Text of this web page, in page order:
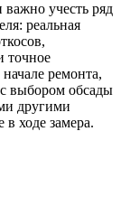
важно учесть ряд
реальная
точное
ремонта,
выбором обсады
другими
ходе замера.